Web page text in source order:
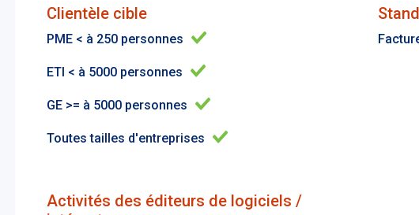
Clientèle cible
PME < à 250 personnes
ETI < à 5000 personnes
GE >= à 5000 personnes
Toutes tailles d'entreprises
Activités des éditeurs de logiciels /